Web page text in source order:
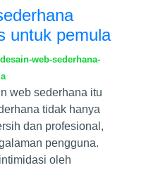
untuk pemula
web-sederhana-
web sederhana itu
tidak hanya
dan profesional,
pengguna.
oleh